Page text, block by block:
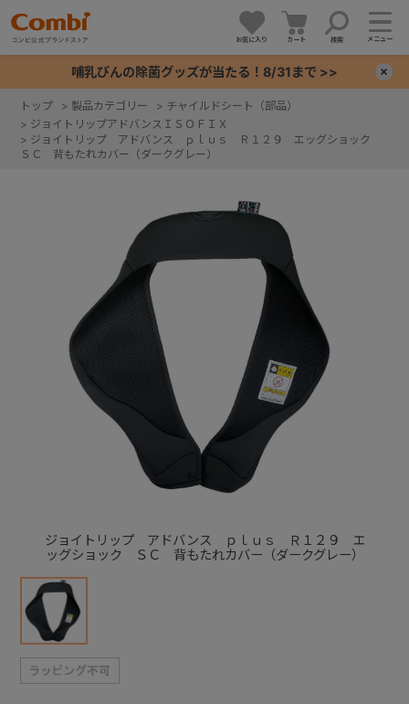
お気に入り カート 検索 メニュー
哺乳びんの除菌グッズが当たる！8/31まで >>
トップ > 製品カテゴリー > チャイルドシート（部品）
> ジョイトリップアドバンスＩＳＯＦＩＸ
> ジョイトリップ アドバンス ｐｌｕｓ Ｒ１２９ エッグショック
ＳＣ 背もたれカバー（ダークグレー）
ジョイトリップ アドバンス ｐｌｕｓ Ｒ１２９ エ
ッグショック ＳＣ 背もたれカバー（ダークグレー）